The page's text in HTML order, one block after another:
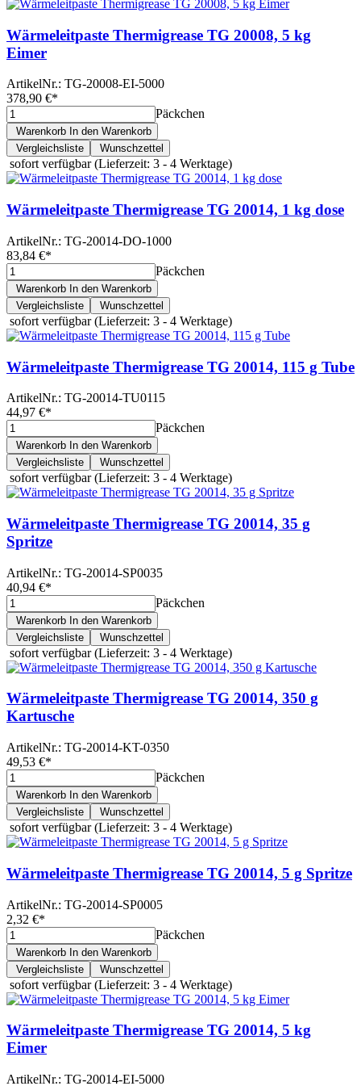
Wärmeleitpaste Thermigrease TG 20008, 5 kg
Eimer
ArtikelNr.: TG-20008-EI-5000
378,90 €*
Päckchen
Warenkorb In den Warenkorb
Vergleichsliste
Wunschzettel
sofort verfügbar(Lieferzeit: 3 - 4 Werktage)
Wärmeleitpaste Thermigrease TG 20014, 1 kg dose
ArtikelNr.: TG-20014-DO-1000
83,84 €*
Päckchen
Warenkorb In den Warenkorb
Vergleichsliste
Wunschzettel
sofort verfügbar(Lieferzeit: 3 - 4 Werktage)
Wärmeleitpaste Thermigrease TG 20014, 115 g Tube
ArtikelNr.: TG-20014-TU0115
44,97 €*
Päckchen
Warenkorb In den Warenkorb
Vergleichsliste
Wunschzettel
sofort verfügbar(Lieferzeit: 3 - 4 Werktage)
Wärmeleitpaste Thermigrease TG 20014, 35 g
Spritze
ArtikelNr.: TG-20014-SP0035
40,94 €*
Päckchen
Warenkorb In den Warenkorb
Vergleichsliste
Wunschzettel
sofort verfügbar(Lieferzeit: 3 - 4 Werktage)
Wärmeleitpaste Thermigrease TG 20014, 350 g
Kartusche
ArtikelNr.: TG-20014-KT-0350
49,53 €*
Päckchen
Warenkorb In den Warenkorb
Vergleichsliste
Wunschzettel
sofort verfügbar(Lieferzeit: 3 - 4 Werktage)
Wärmeleitpaste Thermigrease TG 20014, 5 g Spritze
ArtikelNr.: TG-20014-SP0005
2,32 €*
Päckchen
Warenkorb In den Warenkorb
Vergleichsliste
Wunschzettel
sofort verfügbar(Lieferzeit: 3 - 4 Werktage)
Wärmeleitpaste Thermigrease TG 20014, 5 kg
Eimer
ArtikelNr.: TG-20014-EI-5000